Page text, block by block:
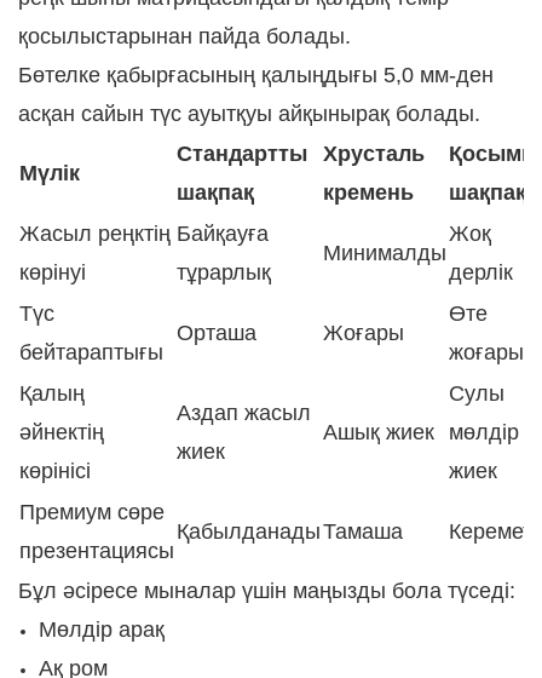
қосылыстарынан пайда болады.
Бөтелке қабырғасының қалыңдығы 5,0 мм-ден
асқан сайын түс ауытқуы айқынырақ болады.
Мүлік
Стандартты
шақпақ
Хрусталь
кремень
шақпақ
Жасыл реңктің
көрінуі
Байқауға
тұрарлық
Минималды
Жоқ
дерлік
Түс
бейтараптығы
Орташа Жоғары
Өте
жоғары
Қалың
әйнектің
көрінісі
Аздап жасыл
жиек
Ашық жиек
Сулы
мөлдір
жиек
Премиум сөре
презентациясы
ҚабылданадыТамаша Керемет
Бұл әсіресе мыналар үшін маңызды бола түседі:
Мөлдір арақ
Ақ ром